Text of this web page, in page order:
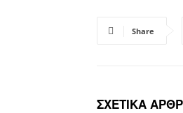
Share
ΣΧΕΤΙΚΑ